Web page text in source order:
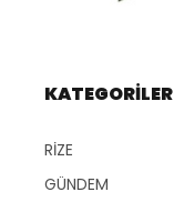
KATEGORİLER
RİZE
GÜNDEM